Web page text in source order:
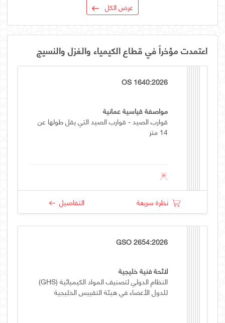
عرض الكل
اعتمدت مؤخراً في قطاع الكيمياء والغزل والنسيج
OS 1640:2026
مواصفة قياسية عمانية
قوارب الصيد - قوارب الصيد التي يقل طولها عن
14 متر
نظرة سريعة التفاصيل
GSO 2654:2026
لائحة فنية خليجية
النظام الدولي لتصنيف المواد الكيميائية (GHS)
للدول الأعضاء في هيئة التقييس الخليجية